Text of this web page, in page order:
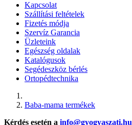
Kapcsolat
Szállítási feltételek
Fizetés módja
Szervíz Garancia
Üzleteink
Egészség oldalak
Katalógusok
Segédeszköz bérlés
Ortopédtechnika
Baba-mama termékek
Kérdés esetén a info@gyogyaszati.hu